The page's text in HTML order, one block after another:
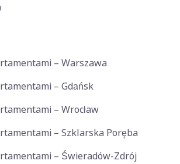
– Warszawa
– Gdańsk
– Wrocław
– Szklarska Poręba
– Świeradów-Zdrój